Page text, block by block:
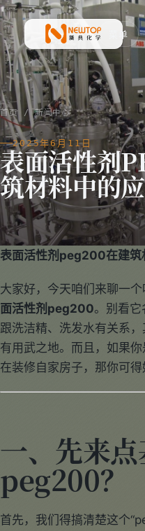
新典化学材料(上
菜单
首页/新闻中心
2025年6月11日
表面活性剂
筑材料中的
表面活性剂peg200在建筑
大家好，今天咱们来聊一
面活性剂peg200。别看它
跟洗洁精、洗发水有关系
有用武之地。而且，如果
在装修自家房子，那你可得
一、先来
peg200？
首先，我们得搞清楚这个